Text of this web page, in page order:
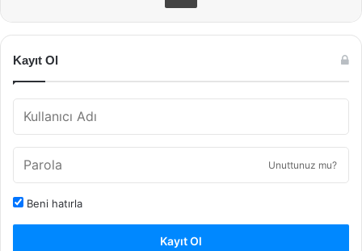
Kayıt Ol
Unuttunuz mu?
Beni hatırla
Kayıt Ol